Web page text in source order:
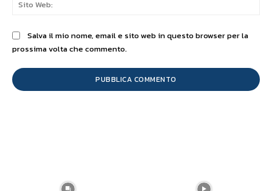
Salva il mio nome, email e sito web in questo browser per la
prossima volta che commento.